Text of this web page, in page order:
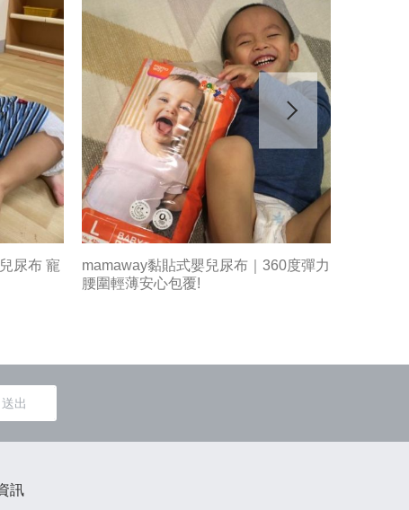
尿布 寵
mamaway黏貼式嬰兒尿布｜360度彈力
腰圍輕薄安心包覆!
送出
訊